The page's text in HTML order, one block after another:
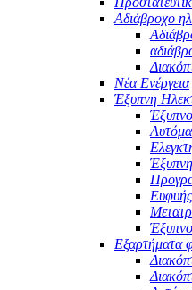
Αδιάβροχο
Νέα Ενέργεια
Έξυπνη
Έξυπνη
Εξαρτήματα